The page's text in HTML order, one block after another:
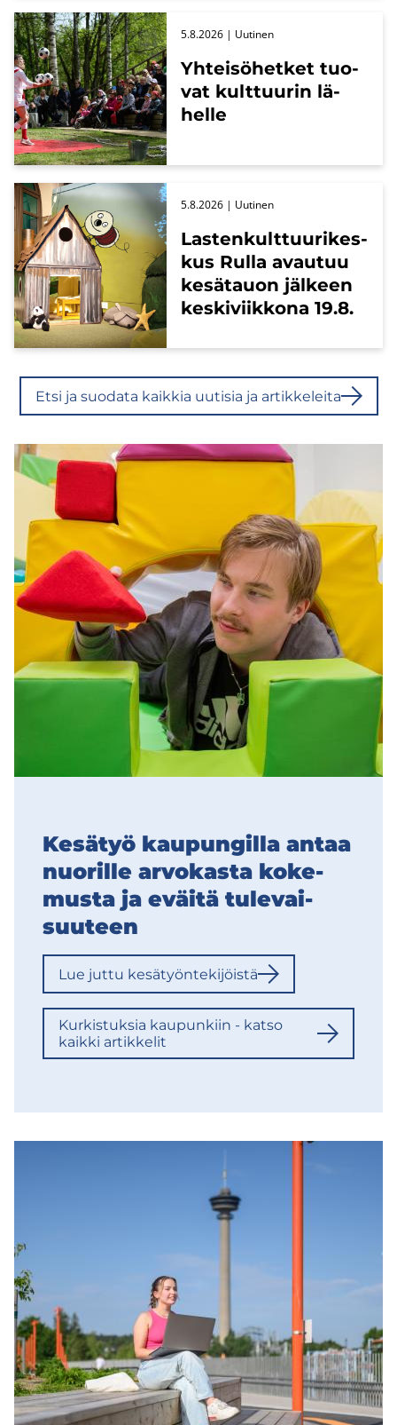
Yh­tei­sö­het­ket tuo­
vat kult­tuu­rin lä­
hel­le
5.8.2026 | Uu­ti­nen
Las­ten­kult­tuu­ri­kes­
kus Rulla avau­tuu
ke­sä­tauon jäl­keen
kes­ki­viik­ko­na 19.8.
5.8.2026 | Uu­ti­nen
Etsi ja suo­da­ta kaik­kia uu­ti­sia ja ar­tik­ke­lei­ta
Ke­sä­työ kau­pun­gil­la antaa
nuo­ril­le ar­vo­kas­ta ko­ke­
mus­ta ja eväi­tä tu­le­vai­
suu­teen
Lue juttu ke­sä­työn­te­ki­jöis­tä
Kur­kis­tuk­sia kau­pun­kiin - katso
kaik­ki ar­tik­ke­lit